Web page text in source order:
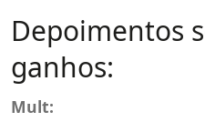
Depoimentos
ganhos:
Mult: